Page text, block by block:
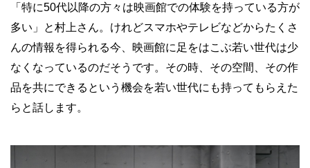
「特に50代以降の方々は映画館での体験を持っている方が
多い」と村上さん。けれどスマホやテレビなどからたくさ
んの情報を得られる今、映画館に足をはこぶ若い世代は少
なくなっているのだそうです。その時、その空間、その作
品を共にできるという機会を若い世代にも持ってもらえた
らと話します。